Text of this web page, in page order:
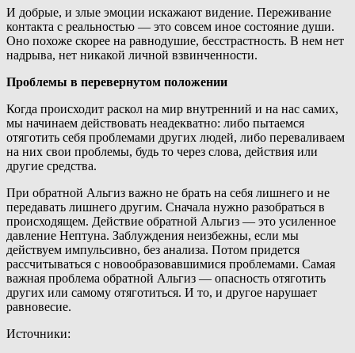
И добрые, и злые эмоции искажают видение. Переживание
контакта с реальностью — это совсем иное состояние души.
Оно похоже скорее на равнодушие, бесстрастность. В нем нет
надрыва, нет никакой личной взвинченности.
Проблемы в перевернутом положении
Когда происходит раскол на мир внутренний и на нас самих,
мы начинаем действовать неадекватно: либо пытаемся
отяготить себя проблемами других людей, либо переваливаем
на них свои проблемы, будь то через слова, действия или
другие средства.
При обратной Альгиз важно не брать на себя лишнего и не
передавать лишнего другим. Сначала нужно разобраться в
происходящем. Действие обратной Альгиз — это усиленное
давление Нептуна. Заблуждения неизбежны, если мы
действуем импульсивно, без анализа. Потом придется
рассчитываться с новообразовавшимися проблемами. Самая
важная проблема обратной Альгиз — опасность отяготить
других или самому отяготиться. И то, и другое нарушает
равновесие.
Источники: